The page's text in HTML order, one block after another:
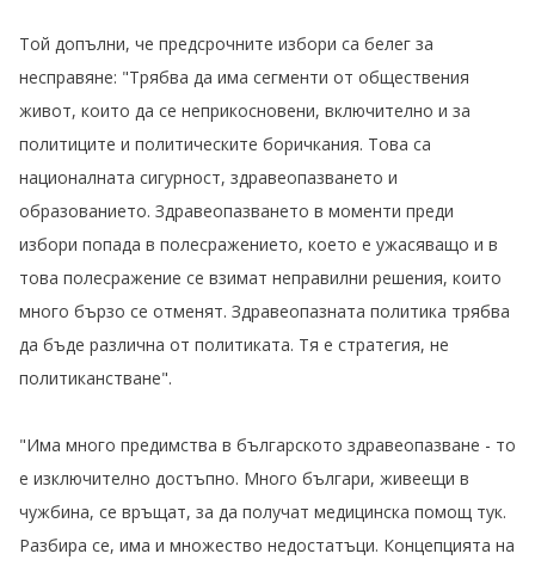
Той допълни, че предсрочните избори са белег за
несправяне: "Трябва да има сегменти от обществения
живот, които да се неприкосновени, включително и за
политиците и политическите боричкания. Това са
националната сигурност, здравеопазването и
образованието. Здравеопазването в моменти преди
избори попада в полесражението, което е ужасяващо и в
това полесражение се взимат неправилни решения, които
много бързо се отменят. Здравеопазната политика трябва
да бъде различна от политиката. Тя е стратегия, не
политиканстване".
"Има много предимства в българското здравеопазване - то
е изключително достъпно. Много българи, живеещи в
чужбина, се връщат, за да получат медицинска помощ тук.
Разбира се, има и множество недостатъци. Концепцията на